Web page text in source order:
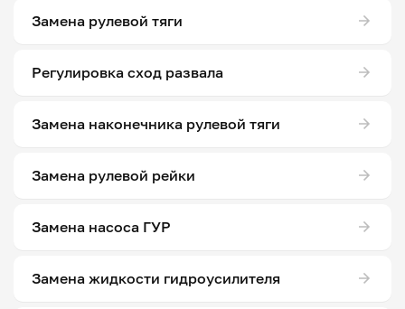
Замена рулевой тяги
Регулировка сход развала
Замена наконечника рулевой тяги
Замена рулевой рейки
Замена насоса ГУР
Замена жидкости гидроусилителя